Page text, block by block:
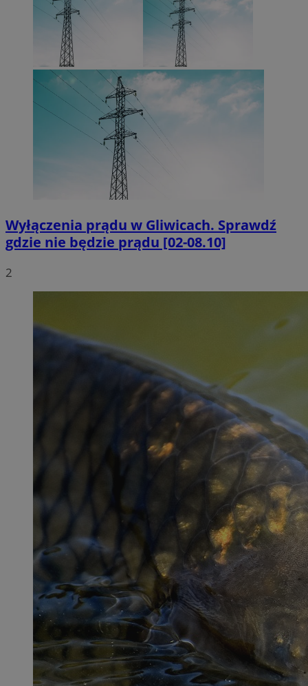
Wyłączenia prądu w Gliwicach. Sprawdź
gdzie nie będzie prądu [02-08.10]
2